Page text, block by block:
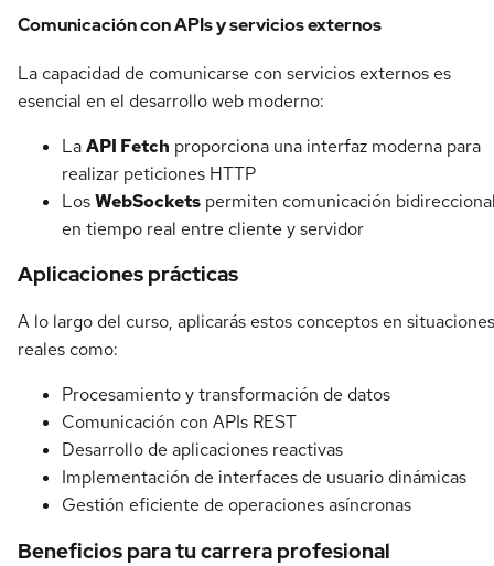
Comunicación con APIs y servicios externos
La capacidad de comunicarse con servicios externos es
esencial en el desarrollo web moderno:
LaAPI Fetch proporciona una interfaz moderna para
realizar peticiones HTTP
LosWebSockets permiten comunicación
en tiempo real entre cliente y servidor
Aplicaciones prácticas
A lo largo del curso, aplicarás estos conceptos en situaciones
reales como:
Procesamiento y transformación de datos
Comunicación con APIs REST
Desarrollo de aplicaciones reactivas
Implementación de interfaces de usuario dinámicas
Gestión eficiente de operaciones asíncronas
Beneficios para tu carrera profesional